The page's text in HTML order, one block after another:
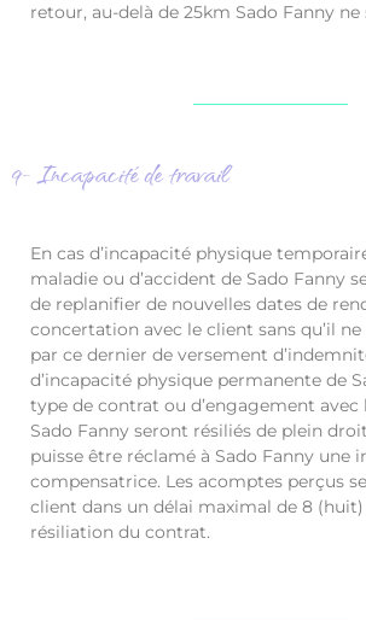
retour, au-delà de 25km Sado Fanny ne
9- Incapacité de travail
En cas d’incapacité physique
maladie ou d’accident de Sado Fanny
de replanifier de nouvelles dates de
concertation avec le client sans qu’il
par ce dernier de versement
d’incapacité physique permanente de
type de contrat ou d’engagement avec
Sado Fanny seront résiliés de plein
puisse être réclamé à Sado Fanny une
compensatrice. Les acomptes perçus
client dans un délai maximal de 8
résiliation du contrat.